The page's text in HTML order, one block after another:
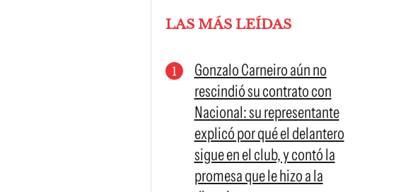
LAS MÁS LEÍDAS
Gonzalo Carneiro aún no
rescindió su contrato con
Nacional: su representante
explicó por qué el delantero
sigue en el club, y contó la
promesa que le hizo a la